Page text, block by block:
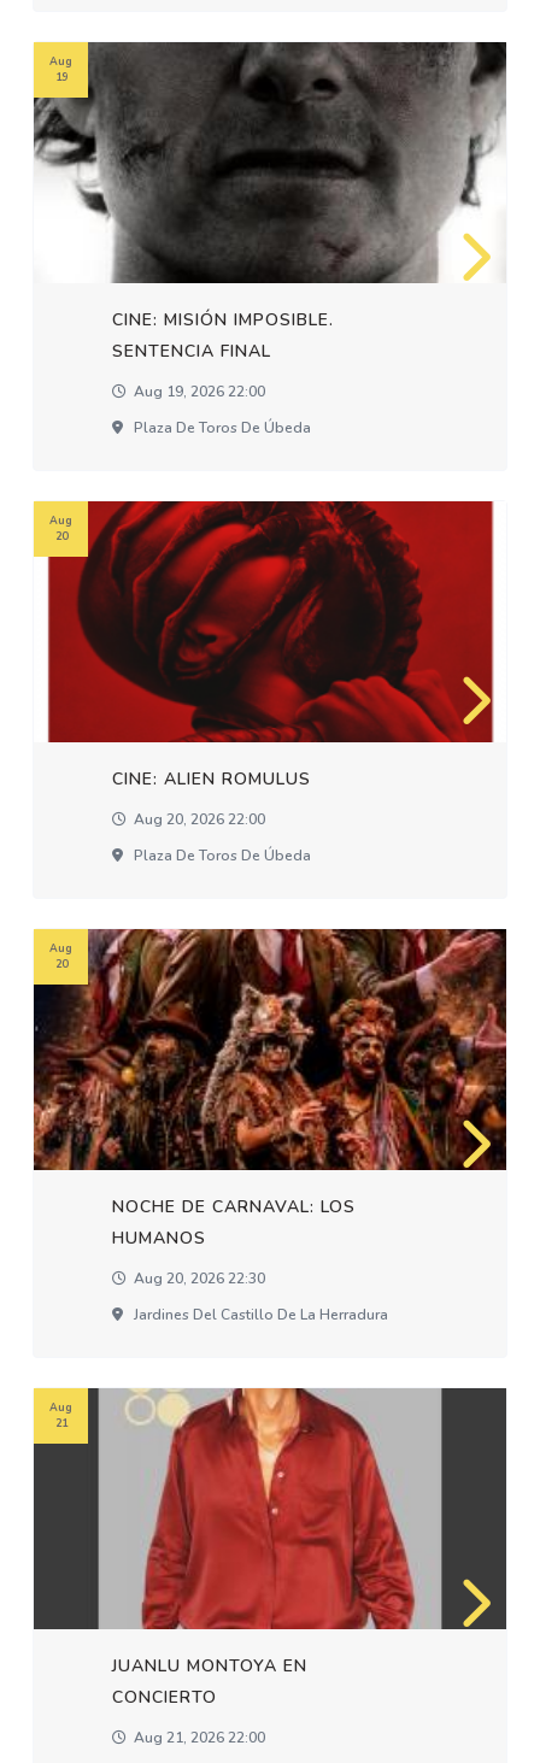
CINE: MISIÓN IMPOSIBLE.
SENTENCIA FINAL
Aug 19, 2026 22:00
Plaza De Toros De Úbeda
Aug
19
CINE: ALIEN ROMULUS
Aug 20, 2026 22:00
Plaza De Toros De Úbeda
Aug
20
NOCHE DE CARNAVAL: LOS
HUMANOS
Aug 20, 2026 22:30
Jardines Del Castillo De La Herradura
Aug
20
JUANLU MONTOYA EN
CONCIERTO
Aug 21, 2026 22:00
Aug
21